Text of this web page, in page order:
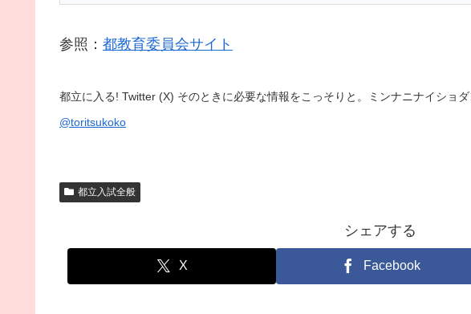
参照： 都教育委員会サイト
都立に入る! Twitter (X) そのときに必要な情報をこっそりと。ミンナニナイショダ
@toritsukoko
都立入試全般
シェアする
X Facebook